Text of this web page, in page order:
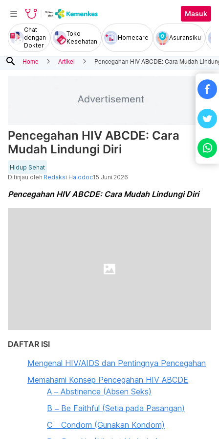
Masuk
Chat
dengan
Dokter
Toko
Kesehatan
Homecare Asuransiku
search Home Artikel Pencegahan HIV ABCDE: Cara Mudah
Pencegahan HIV ABCDE: Cara
Mudah Lindungi Diri
Hidup Sehat
Ditinjau oleh Redaksi Halodoc15 Juni 2026
Pencegahan HIV ABCDE: Cara Mudah Lindungi Diri
DAFTAR ISI
Mengenal HIV/AIDS dan Pentingnya Pencegahan
Memahami Konsep Pencegahan HIV ABCDE
A – Abstinence (Absen Seks)
B – Be Faithful (Setia pada Pasangan)
C – Condom (Gunakan Kondom)